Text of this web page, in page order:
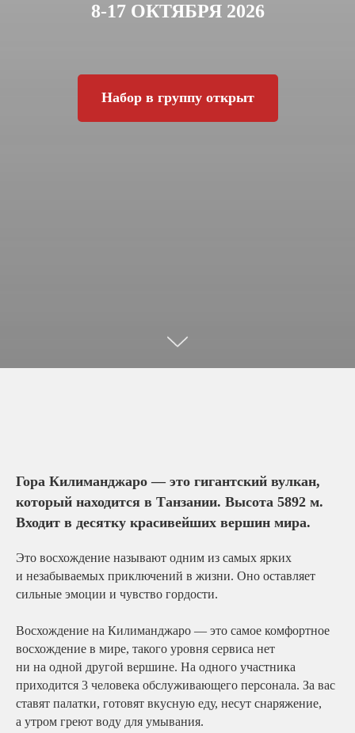
8-17 ОКТЯБРЯ 2026
Набор в группу открыт
Гора Килиманджаро — это гигантский вулкан,
который находится в Танзании. Высота 5892 м.
Входит в десятку красивейших вершин мира.
Это восхождение называют одним из самых ярких
и незабываемых приключений в жизни. Оно оставляет
сильные эмоции и чувство гордости.
Восхождение на Килиманджаро — это самое комфортное
восхождение в мире, такого уровня сервиса нет
ни на одной другой вершине. На одного участника
приходится 3 человека обслуживающего персонала. За вас
ставят палатки, готовят вкусную еду, несут снаряжение,
а утром греют воду для умывания.